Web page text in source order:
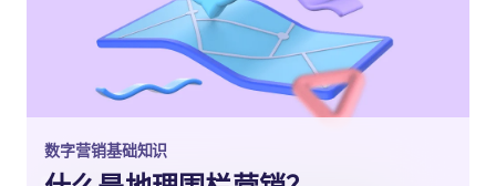
数字营销基础知识